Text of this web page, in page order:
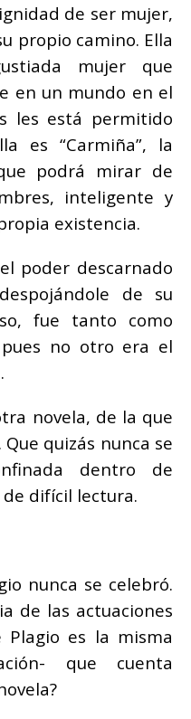
de ser mujer,
propio camino. Ella
mujer que
en un mundo en el
les está permitido
es “Carmiña”, la
podrá mirar de
inteligente y
existencia.
poder descarnado
de su
fue tanto como
no otro era el
novela, de la que
quizás nunca se
dentro de
difícil lectura.
nunca se celebró.
de las actuaciones
Plagio es la misma
que cuenta